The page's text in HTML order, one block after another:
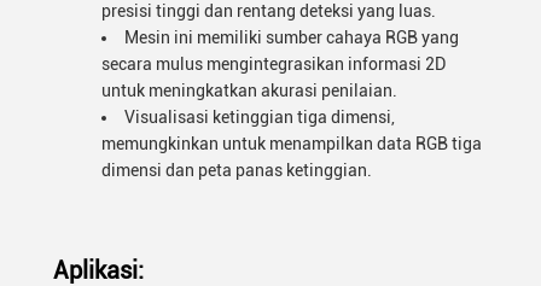
presisi tinggi dan rentang deteksi yang luas.
Mesin ini memiliki sumber cahaya RGB yang
secara mulus mengintegrasikan informasi 2D
untuk meningkatkan akurasi penilaian.
Visualisasi ketinggian tiga dimensi,
memungkinkan untuk menampilkan data RGB tiga
dimensi dan peta panas ketinggian.
Aplikasi: